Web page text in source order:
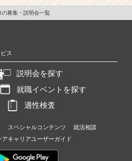
の募集・説明会一覧
ス
説明会を探す
就職イベントを探す
適性検査
スペシャルコンテンツ
就活相談
アキャリアユーザーガイド